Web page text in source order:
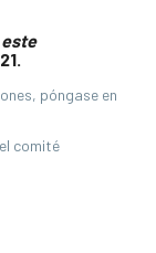
este
póngase en
comité